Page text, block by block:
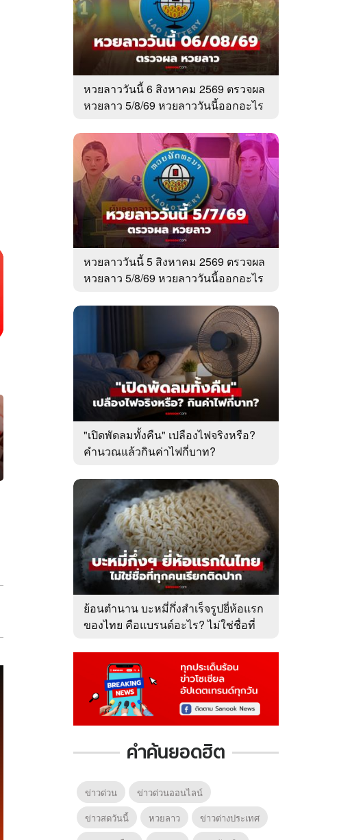
หวยลาววันนี้ 6 สิงหาคม 2569 ตรวจผล
หวยลาว 5/8/69 หวยลาววันนี้ออกอะไร
หวยลาววันนี้ 5 สิงหาคม 2569 ตรวจผล
หวยลาว 5/8/69 หวยลาววันนี้ออกอะไร
"เปิดพัดลมทั้งคืน" เปลืองไฟจริงหรือ?
คำนวณแล้วกินค่าไฟกี่บาท?
ย้อนตำนาน บะหมี่กึ่งสำเร็จรูปยี่ห้อแรก
ของไทย คือแบรนด์อะไร? ไม่ใช่ชื่อที่
คำค้นยอดฮิต
ข่าวด่วน
ข่าวด่วนออนไลน์
ข่าวสดวันนี้
หวยลาว
ข่าวต่างประเทศ